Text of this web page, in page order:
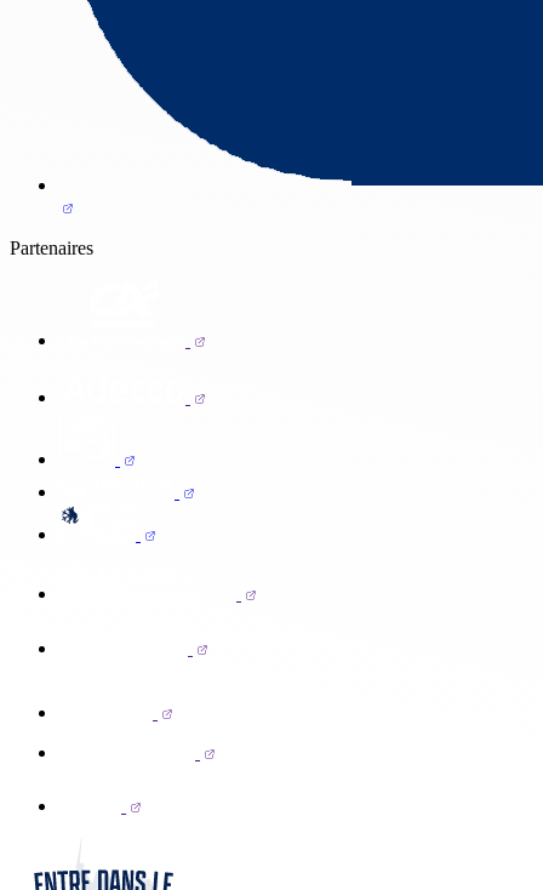
Partenaires